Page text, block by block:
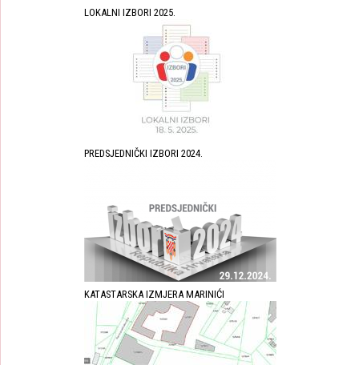
LOKALNI IZBORI 2025.
PREDSJEDNIČKI IZBORI 2024.
KATASTARSKA IZMJERA MARINIĆI